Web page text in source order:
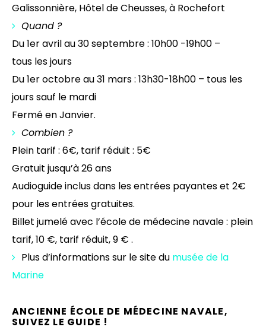
Galissonnière, Hôtel de Cheusses, à Rochefort
Quand ?
Du 1er avril au 30 septembre : 10h00 -19h00 –
tous les jours
Du 1er octobre au 31 mars : 13h30-18h00 – tous les
jours sauf le mardi
Fermé en Janvier.
Combien ?
Plein tarif : 6€, tarif réduit : 5€
Gratuit jusqu’à 26 ans
Audioguide inclus dans les entrées payantes et 2€
pour les entrées gratuites.
Billet jumelé avec l’école de médecine navale : plein
tarif, 10 €, tarif réduit, 9 € .
Plus d’informations sur le site du musée de la
Marine
ANCIENNE ÉCOLE DE MÉDECINE NAVALE,
SUIVEZ LE GUIDE !